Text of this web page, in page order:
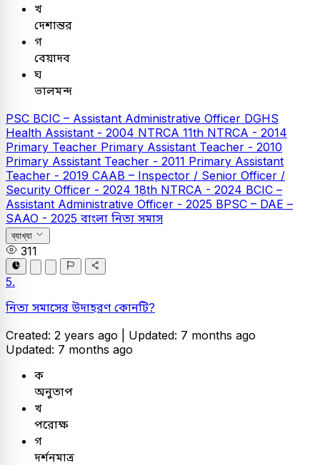
খ
দেশান্তর
গ
বেয়াদব
ঘ
ভালমন্দ
PSC BCIC – Assistant Administrative Officer DGHS
Health Assistant - 2004 NTRCA 11th NTRCA - 2014
Primary Teacher Primary Assistant Teacher - 2010
Primary Assistant Teacher - 2011 Primary Assistant
Teacher - 2019 CAAB – Inspector / Senior Officer /
Security Officer - 2024 18th NTRCA - 2024 BCIC –
Assistant Administrative Officer - 2025 BPSC – DAE –
SAAO - 2025 বাংলা নিত্য সমাস
ব্যাখ্যা
311
5.
নিত্য সমাসের উদাহরণ কোনটি?
Created: 2 years ago | Updated: 7 months ago
Updated: 7 months ago
ক
অনুতাপ
খ
পরোক্ষ
গ
দর্শনমাত্র